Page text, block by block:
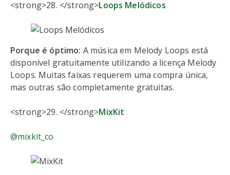
<strong>28. </strong>Loops Melódicos
Porque é óptimo: A música em Melody Loops está
disponível gratuitamente utilizando a licença Melody
Loops. Muitas faixas requerem uma compra única,
mas outras são completamente gratuitas.
<strong>29. </strong>MixKit
@mixkit_co